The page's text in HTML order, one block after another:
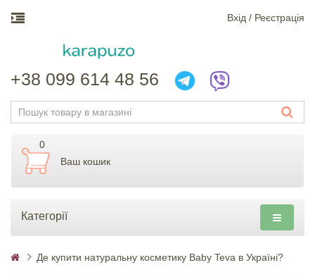
Вхiд / Реєстрація
+38 099 614 48 56
0
Ваш кошик
Категорії
Де купити натуральну косметику Baby Teva в Україні?